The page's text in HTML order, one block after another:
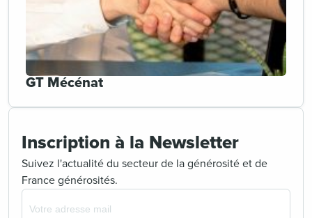
GT Mécénat
Inscription à la Newsletter
Suivez l'actualité du secteur de la générosité et de
France générosités.